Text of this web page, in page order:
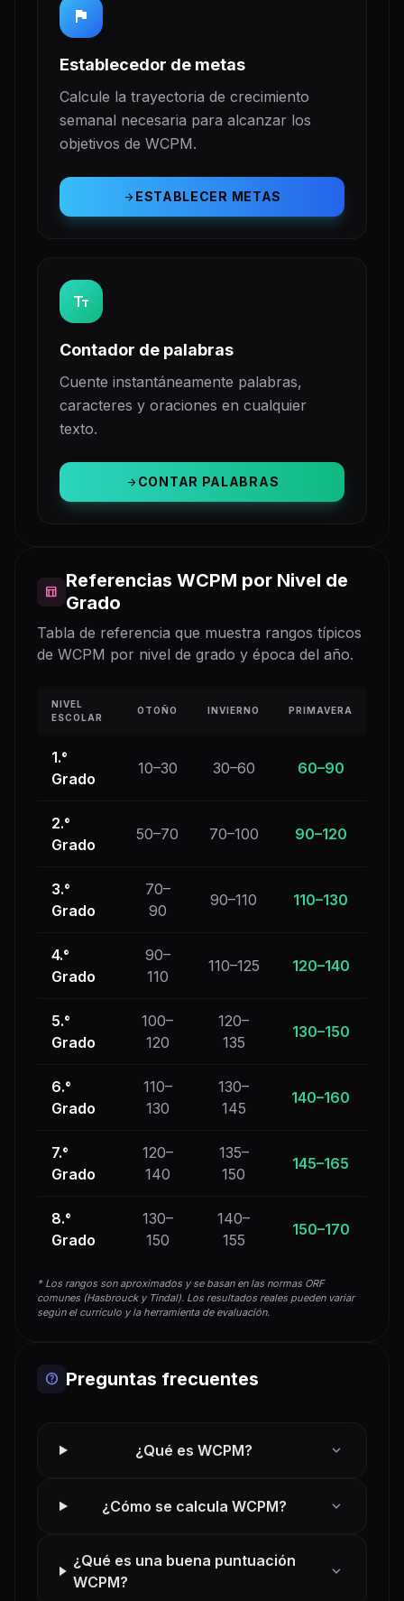
flag
Establecedor de metas
Calcule la trayectoria de crecimiento
semanal necesaria para alcanzar los
objetivos de WCPM.
arrow_forwardESTABLECER METAS
text_fields
Contador de palabras
Cuente instantáneamente palabras,
caracteres y oraciones en cualquier
texto.
arrow_forwardCONTAR PALABRAS
table_chart
Referencias WCPM por Nivel de
Grado
Tabla de referencia que muestra rangos típicos
de WCPM por nivel de grado y época del año.
NIVEL
ESCOLAR
OTOÑO INVIERNO PRIMAVERA
1.°
Grado
10–30 30–60 60–90
2.°
Grado
50–70 70–100 90–120
3.°
Grado
70–
90
90–110 110–130
4.°
Grado
90–
110
110–125 120–140
5.°
Grado
100–
120
120–
135
130–150
6.°
Grado
110–
130
130–
145
140–160
7.°
Grado
120–
140
135–
150
145–165
8.°
Grado
130–
150
140–
155
150–170
* Los rangos son aproximados y se basan en las normas ORF
comunes (Hasbrouck y Tindal). Los resultados reales pueden variar
según el currículo y la herramienta de evaluación.
help Preguntas frecuentes
¿Qué es WCPM? expand_more
¿Cómo se calcula WCPM? expand_more
¿Qué es una buena puntuación
WCPM?
expand_more